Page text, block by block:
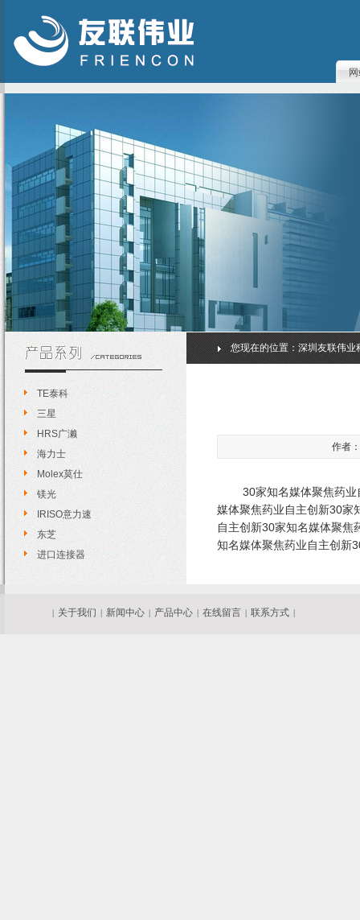
TE泰科
三星
HRS广濑
海力士
Molex莫仕
镁光
IRISO意力速
东芝
进口连接器
您现在的位置：深圳友联伟业
作者
30家知名媒体聚焦药业自
媒体聚焦药业自主创新30家
自主创新30家知名媒体聚焦
知名媒体聚焦药业自主创新
| 关于我们 | 新闻中心 | 产品中心 | 在线留言 | 联系方式 |